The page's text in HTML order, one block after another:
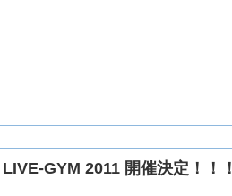
LIVE-GYM 2011 開催決定！！！